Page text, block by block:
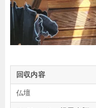
回収内容
仏壇